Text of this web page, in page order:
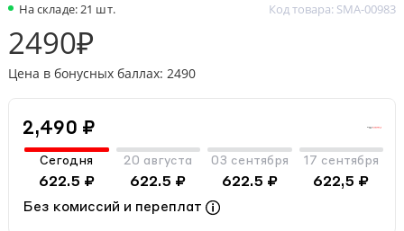
На складе: 21 шт. Код товара: SMA-00983
2490₽
Цена в бонусных баллах: 2490
2,490 ₽
Сегодня
622.5 ₽
20 августа
622.5 ₽
03 сентября
622.5 ₽
17 сентября
622,5 ₽
Без комиссий и переплат